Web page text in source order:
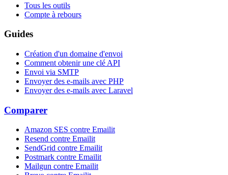
Tous les outils
Compte à rebours
Guides
Création d'un domaine d'envoi
Comment obtenir une clé API
Envoi via SMTP
Envoyer des e-mails avec PHP
Envoyer des e-mails avec Laravel
Comparer
Amazon SES contre Emailit
Resend contre Emailit
SendGrid contre Emailit
Postmark contre Emailit
Mailgun contre Emailit